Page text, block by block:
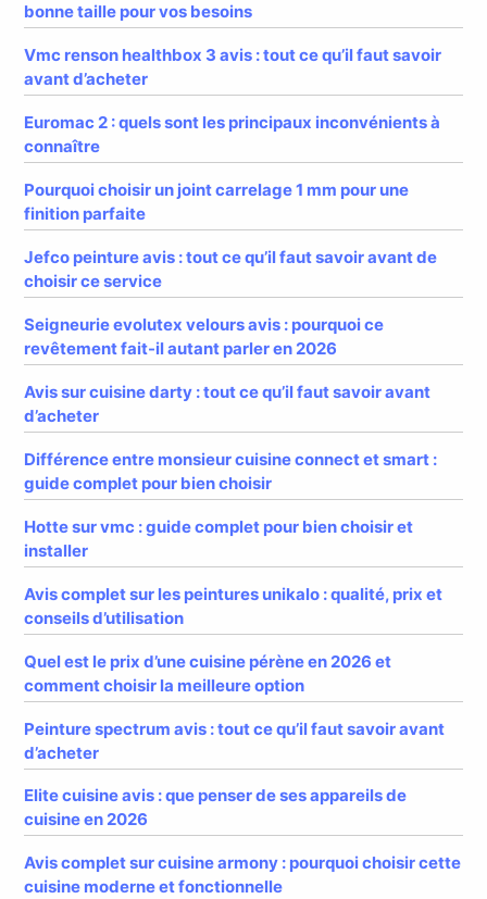
bonne taille pour vos besoins
Vmc renson healthbox 3 avis : tout ce qu’il faut savoir
avant d’acheter
Euromac 2 : quels sont les principaux inconvénients à
connaître
Pourquoi choisir un joint carrelage 1 mm pour une
finition parfaite
Jefco peinture avis : tout ce qu’il faut savoir avant de
choisir ce service
Seigneurie evolutex velours avis : pourquoi ce
revêtement fait-il autant parler en 2026
Avis sur cuisine darty : tout ce qu’il faut savoir avant
d’acheter
Différence entre monsieur cuisine connect et smart :
guide complet pour bien choisir
Hotte sur vmc : guide complet pour bien choisir et
installer
Avis complet sur les peintures unikalo : qualité, prix et
conseils d’utilisation
Quel est le prix d’une cuisine pérène en 2026 et
comment choisir la meilleure option
Peinture spectrum avis : tout ce qu’il faut savoir avant
d’acheter
Elite cuisine avis : que penser de ses appareils de
cuisine en 2026
Avis complet sur cuisine armony : pourquoi choisir cette
cuisine moderne et fonctionnelle